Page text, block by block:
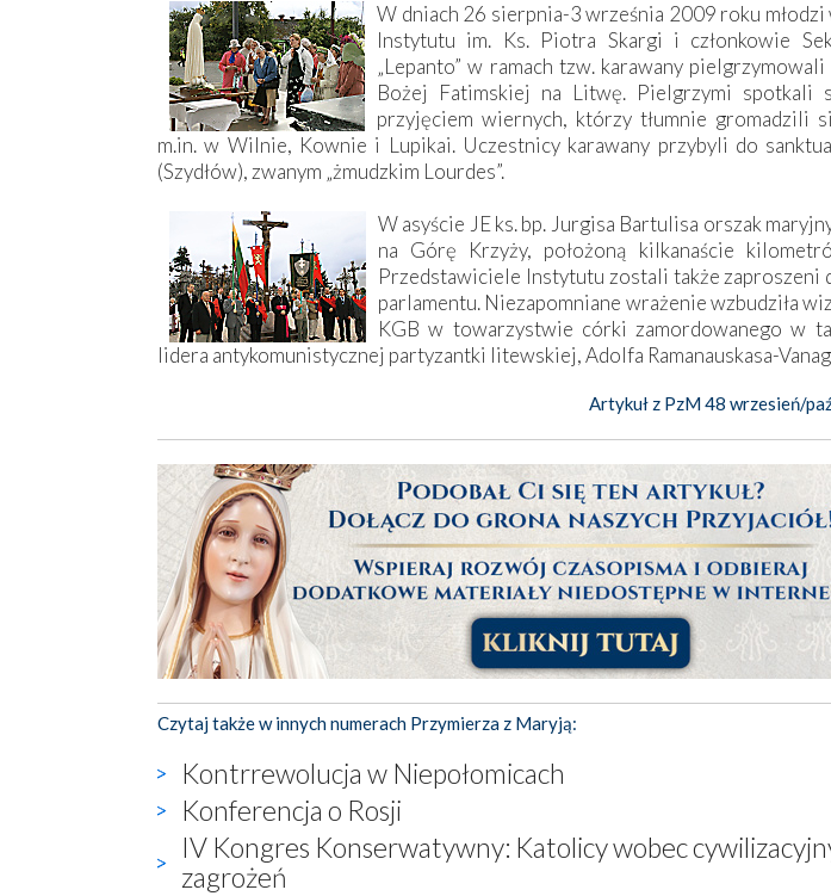
W dniach 26 sierpnia-3 września 2009 roku
Instytutu im. Ks. Piotra Skargi i członkowie
„Lepanto” w ramach tzw. karawany
Bożej Fatimskiej na Litwę. Pielgrzymi spotkali
przyjęciem wiernych, którzy tłumnie gromadzili
m.in. w Wilnie, Kownie i Lupikai. Uczestnicy karawany przybyli do
(Szydłów), zwanym „żmudzkim Lourdes”.
W asyście JE ks. bp. Jurgisa Bartulisa orszak
na Górę Krzyży, położoną kilkanaście
Przedstawiciele Instytutu zostali także zaproszeni
parlamentu. Niezapomniane wrażenie wzbudziła
KGB w towarzystwie córki zamordowanego w
lidera antykomunistycznej partyzantki litewskiej, Adolfa Ramanauskasa-
Artykuł z PzM 48 wrzesień/
Czytaj także w innych numerach Przymierza z Maryją:
Kontrrewolucja w Niepołomicach
Konferencja o Rosji
IV Kongres Konserwatywny: Katolicy wobec
zagrożeń